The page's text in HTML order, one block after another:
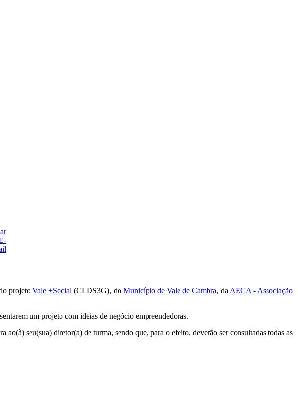
projetoVale +Social (CLDS3G), do Município de Vale de Cambra, da AECA - Associação
um projeto com ideias de negócio empreendedoras.
seu(sua) diretor(a) de turma, sendo que, para o efeito, deverão ser consultadas todas as